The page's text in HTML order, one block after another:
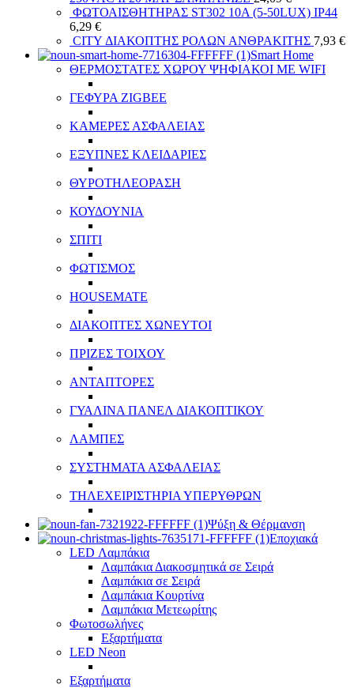
ΦΩΤΟΑΙΣΘΗΤΗΡΑΣ ST302 10A (5-50LUX) IP44
6,29 €
CITY ΔΙΑΚΟΠΤΗΣ ΡΟΛΩΝ ΑΝΘΡΑΚΙΤΗΣ 7,93 €
Smart Home
ΘΕΡΜΟΣΤΑΤΕΣ ΧΩΡΟΥ ΨΗΦΙΑΚΟΙ ΜΕ WIFI
ΓΕΦΥΡΑ ZIGBEE
ΚΑΜΕΡΕΣ ΑΣΦΑΛΕΙΑΣ
ΕΞΥΠΝΕΣ ΚΛΕΙΔΑΡΙΕΣ
ΘΥΡΟΤΗΛΕΟΡΑΣΗ
ΚΟΥΔΟΥΝΙΑ
ΣΠΙΤΙ
ΦΩΤΙΣΜΟΣ
HOUSEMATE
ΔΙΑΚΟΠΤΕΣ ΧΩΝΕΥΤΟΙ
ΠΡΙΖΕΣ ΤΟΙΧΟΥ
ΑΝΤΑΠΤΟΡΕΣ
ΓΥΑΛΙΝΑ ΠΑΝΕΛ ΔΙΑΚΟΠΤΙΚΟΥ
ΛΑΜΠΕΣ
ΣΥΣΤΗΜΑΤΑ ΑΣΦΑΛΕΙΑΣ
ΤΗΛΕΧΕΙΡΙΣΤΗΡΙΑ ΥΠΕΡΥΘΡΩΝ
Ψύξη & Θέρμανση
Εποχιακά
LED Λαμπάκια
Λαμπάκια Διακοσμητικά σε Σειρά
Λαμπάκια σε Σειρά
Λαμπάκια Κουρτίνα
Λαμπάκια Μετεωρίτης
Φωτοσωλήνες
Εξαρτήματα
LED Neon
Εξαρτήματα